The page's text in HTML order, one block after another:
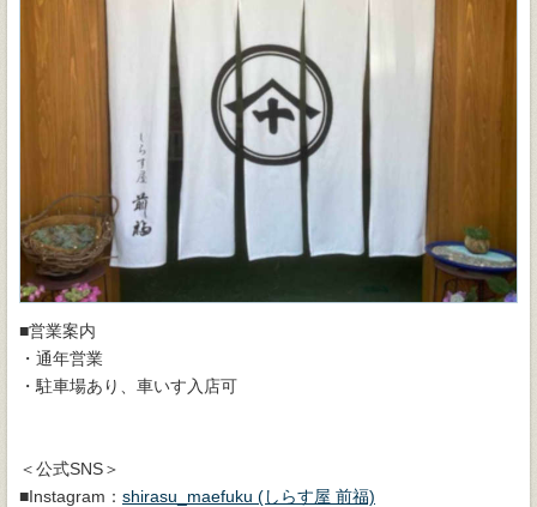
■営業案内
・通年営業
・駐車場あり、車いす入店可
＜公式SNS＞
■Instagram： shirasu_maefuku (しらす屋 前福)